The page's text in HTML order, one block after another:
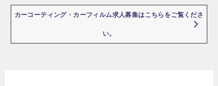
ゲ
カーコーティング・カーフィルム求人募集はこちらをご覧くださ
い。